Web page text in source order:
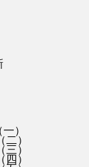
）
）
）
）